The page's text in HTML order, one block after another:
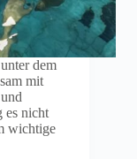
dem
mit
es nicht
wichtige